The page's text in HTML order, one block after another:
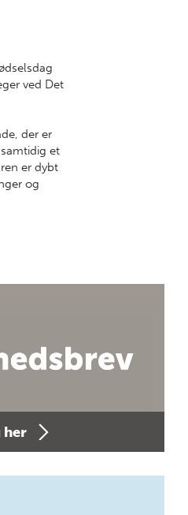
ved Det
der er
et
er dybt
og
her